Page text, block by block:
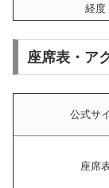
経度
座席表・ア
公式サ
座席